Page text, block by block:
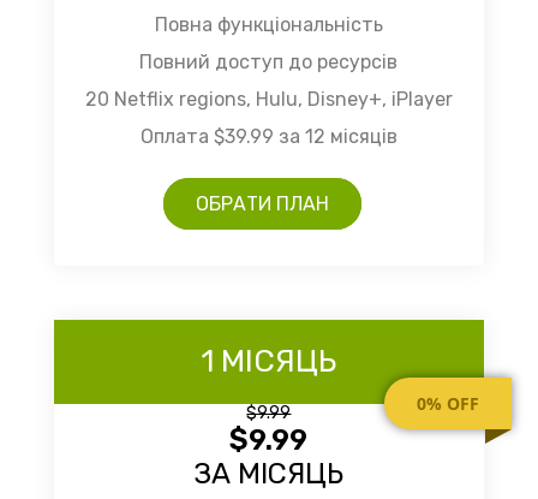
Повна функціональність
Повний доступ до ресурсів
20 Netflix regions, Hulu, Disney+, iPlayer
Оплата $39.99 за 12 місяців
ОБРАТИ ПЛАН
1 МІСЯЦЬ
0% OFF
$9.99
$9.99
ЗА МІСЯЦЬ